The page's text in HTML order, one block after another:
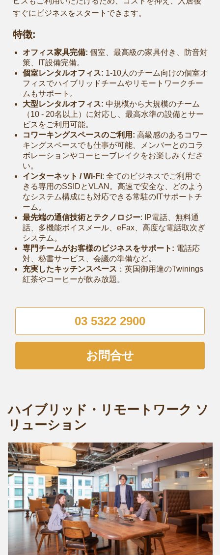
すぐにビジネスをスタートできます。
特徴:
オフィス家具完備: 個室、最高級の家具付き、防音対
策、IT設備完備。
個室レンタルオフィス: 1-10人のチーム向けの個室オ
フィスでハイブリッドチームやリモートワークチー
ムもサポート。
大型レンタルオフィス: 中規模から大規模のチーム
（10 - 20名以上）に対応し、最高水準の設備とサー
ビスをご利用可能。
コワーキングスペースのご利用: 高級感のあるコワー
キングスペースでも仕事が可能、メンバーとのコラ
ボレーションやコーヒーブレイクをお楽しみくださ
い。
インターネット / Wi-Fi: 全てのビジネスでご利用で
きる専用のSSIDとVLAN。高速で安全な、どのよう
なシステム構成にも対応できる常駐のITサポートチ
ーム。
最先端の通信技術とテクノロジー: IP電話、無料通
話、多機能ボイスメール、eFax、高度な電話取次ぎ
システム。
専門チームがお客様のビジネスをサポート: 電話応
対、秘書サービス、会議の準備など。
充実したキッチンスペース ：英国御用達のTwinings
紅茶やコーヒーが飲み放題。
03 5322 2900
お問合せ
ハイブリッド・リモートワーク ソ
リューション